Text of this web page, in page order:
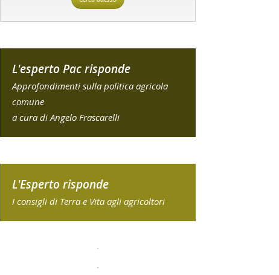
L'esperto Pac risponde
Approfondimenti sulla politica agricola
comune
a cura di Angelo Frascarelli
L'Esperto risponde
I consigli di Terra e Vita agli agricoltori